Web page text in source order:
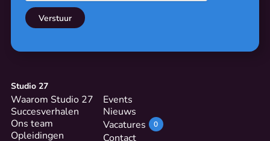
Studio 27
Waarom Studio 27
Succesverhalen
Ons team
Opleidingen
Events
Nieuws
Vacatures
0
Contact